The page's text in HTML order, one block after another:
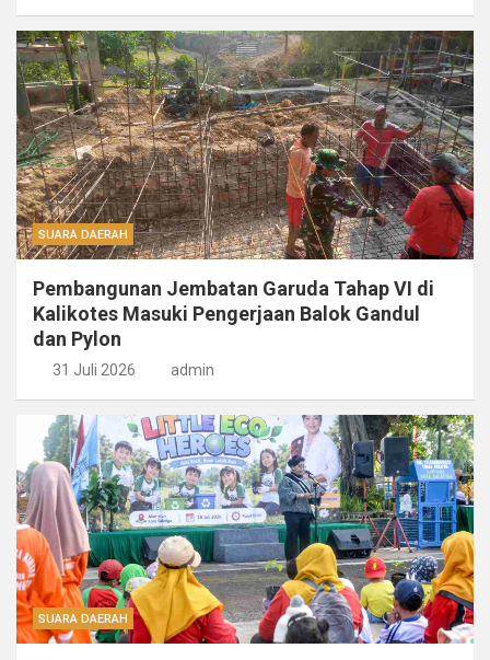
SUARA DAERAH
Pembangunan Jembatan Garuda Tahap VI di
Kalikotes Masuki Pengerjaan Balok Gandul
dan Pylon
31 Juli 2026 admin
SUARA DAERAH